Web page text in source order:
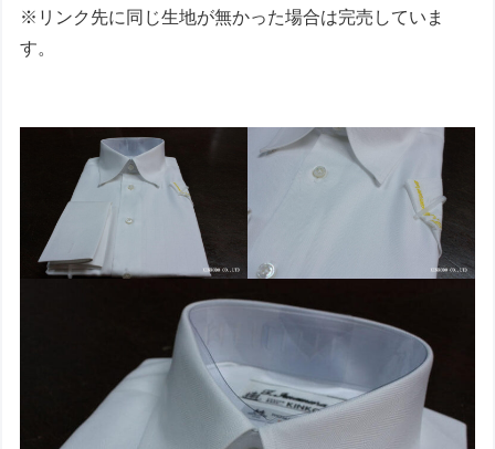
※リンク先に同じ生地が無かった場合は完売していま
す。